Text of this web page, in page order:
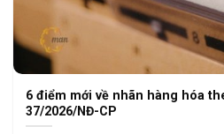
6 điểm mới về nhãn hàng hóa
37/2026/NĐ-CP